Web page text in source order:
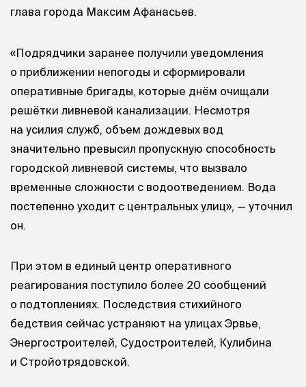
глава города Максим Афанасьев.
«Подрядчики заранее получили уведомления
о приближении непогоды и сформировали
оперативные бригады, которые днём очищали
решётки ливневой канализации. Несмотря
на усилия служб, объем дождевых вод
значительно превысил пропускную способность
городской ливневой системы, что вызвало
временные сложности с водоотведением. Вода
постепенно уходит с центральных улиц», — уточнил
он.
При этом в единый центр оперативного
реагирования поступило более 20 сообщений
о подтоплениях. Последствия стихийного
бедствия сейчас устраняют на улицах Эрвье,
Энергостроителей, Судостроителей, Кулибина
и Стройотрядовской.